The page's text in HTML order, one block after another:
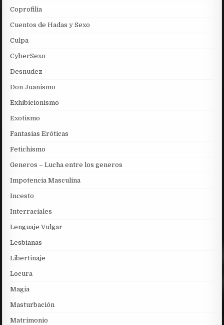
Coprofilia
Cuentos de Hadas y Sexo
Culpa
CyberSexo
Desnudez
Don Juanismo
Exhibicionismo
Exotismo
Fantasias Eróticas
Fetichismo
Generos – Lucha entre los generos
Impotencia Masculina
Incesto
Interraciales
Lenguaje Vulgar
Lesbianas
Libertinaje
Locura
Magia
Masturbación
Matrimonio